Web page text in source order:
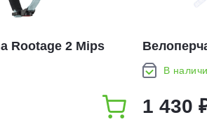
Rootage 2 Mips
В
1 430